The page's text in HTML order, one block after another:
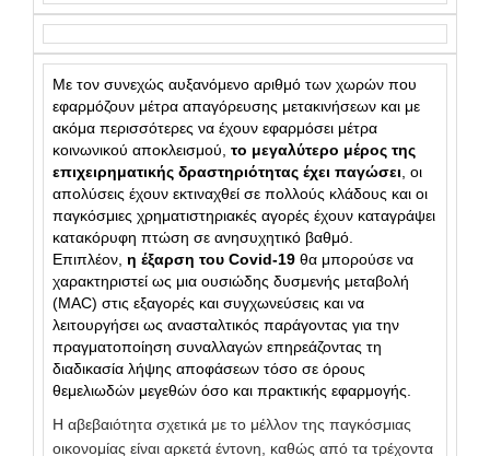
Με τον συνεχώς αυξανόμενο αριθμό των χωρών που
εφαρμόζουν μέτρα απαγόρευσης μετακινήσεων και με
ακόμα περισσότερες να έχουν εφαρμόσει μέτρα
κοινωνικού αποκλεισμού, το μεγαλύτερο μέρος της
επιχειρηματικής δραστηριότητας έχει παγώσει , οι
απολύσεις έχουν εκτιναχθεί σε πολλούς κλάδους και οι
παγκόσμιες χρηματιστηριακές αγορές έχουν καταγράψει
κατακόρυφη πτώση σε ανησυχητικό βαθμό.
Επιπλέον, η έξαρση του Covid-19 θα μπορούσε να
χαρακτηριστεί ως μια ουσιώδης δυσμενής μεταβολή
(MAC) στις εξαγορές και συγχωνεύσεις και να
λειτουργήσει ως ανασταλτικός παράγοντας για την
πραγματοποίηση συναλλαγών επηρεάζοντας τη
διαδικασία λήψης αποφάσεων τόσο σε όρους
θεμελιωδών μεγεθών όσο και πρακτικής εφαρμογής.
Η αβεβαιότητα σχετικά με το μέλλον της παγκόσμιας
οικονομίας είναι αρκετά έντονη, καθώς από τα τρέχοντα